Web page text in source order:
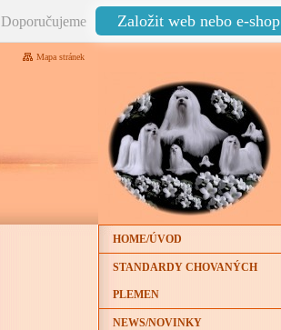
Doporučujeme Založit web nebo e-shop
Mapa stránek
HOME/ÚVOD
STANDARDY CHOVANÝCH
PLEMEN
NEWS/NOVINKY